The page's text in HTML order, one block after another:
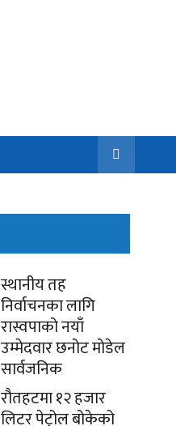
स्थानीय तह
निर्वाचनका लागि
रास्वपाको नयाँ
उम्मेदवार छनोट मोडेल
सार्वजनिक
रौतहटमा १२ हजार
लिटर पेट्रोल बोकेको